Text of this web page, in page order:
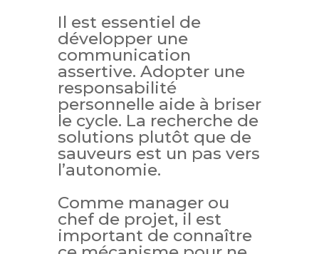
Il est essentiel de
développer une
communication
assertive. Adopter une
responsabilité
personnelle aide à briser
le cycle. La recherche de
solutions plutôt que de
sauveurs est un pas vers
l’autonomie.
Comme manager ou
chef de projet, il est
important de connaître